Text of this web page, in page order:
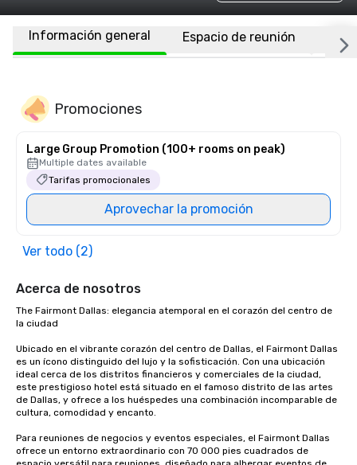
Información general Espacio de reunión
Promociones
Large Group Promotion (100+ rooms on peak)
Multiple dates available
Tarifas promocionales
Aprovechar la promoción
Ver todo (2)
Acerca de nosotros
The Fairmont Dallas: elegancia atemporal en el corazón del centro de
la ciudad
Ubicado en el vibrante corazón del centro de Dallas, el Fairmont Dallas
es un ícono distinguido del lujo y la sofisticación. Con una ubicación
ideal cerca de los distritos financieros y comerciales de la ciudad,
este prestigioso hotel está situado en el famoso distrito de las artes
de Dallas, y ofrece a los huéspedes una combinación incomparable de
cultura, comodidad y encanto.
Para reuniones de negocios y eventos especiales, el Fairmont Dallas
ofrece un entorno extraordinario con 70 000 pies cuadrados de